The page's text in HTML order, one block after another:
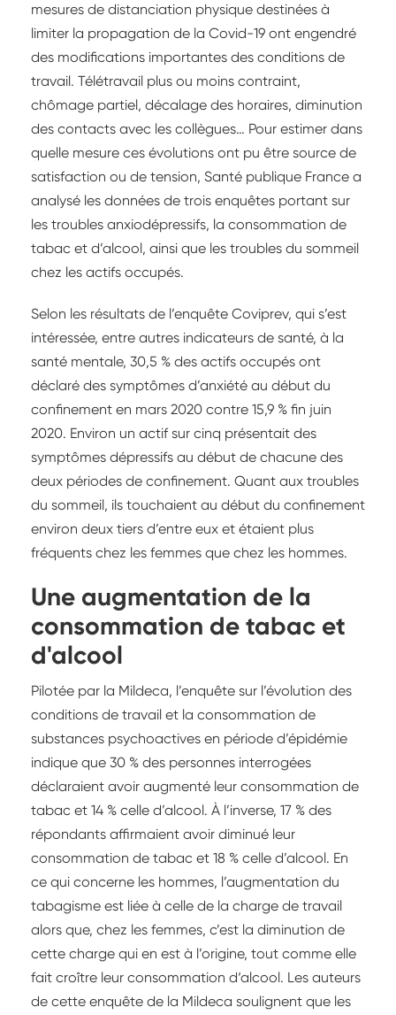
mesures de distanciation physique destinées à
limiter la propagation de la Covid-19 ont engendré
des modifications importantes des conditions de
travail. Télétravail plus ou moins contraint,
chômage partiel, décalage des horaires, diminution
des contacts avec les collègues… Pour estimer dans
quelle mesure ces évolutions ont pu être source de
satisfaction ou de tension, Santé publique France a
analysé les données de trois enquêtes portant sur
les troubles anxiodépressifs, la consommation de
tabac et d’alcool, ainsi que les troubles du sommeil
chez les actifs occupés.
Selon les résultats de l’enquête Coviprev, qui s’est
intéressée, entre autres indicateurs de santé, à la
santé mentale, 30,5 % des actifs occupés ont
déclaré des symptômes d’anxiété au début du
confinement en mars 2020 contre 15,9 % fin juin
2020. Environ un actif sur cinq présentait des
symptômes dépressifs au début de chacune des
deux périodes de confinement. Quant aux troubles
du sommeil, ils touchaient au début du confinement
environ deux tiers d’entre eux et étaient plus
fréquents chez les femmes que chez les hommes.
Une augmentation de la
consommation de tabac et
d'alcool
Pilotée par la Mildeca, l’enquête sur l’évolution des
conditions de travail et la consommation de
substances psychoactives en période d’épidémie
indique que 30 % des personnes interrogées
déclaraient avoir augmenté leur consommation de
tabac et 14 % celle d’alcool. À l’inverse, 17 % des
répondants affirmaient avoir diminué leur
consommation de tabac et 18 % celle d’alcool. En
ce qui concerne les hommes, l’augmentation du
tabagisme est liée à celle de la charge de travail
alors que, chez les femmes, c’est la diminution de
cette charge qui en est à l’origine, tout comme elle
fait croître leur consommation d‘alcool. Les auteurs
de cette enquête de la Mildeca soulignent que les